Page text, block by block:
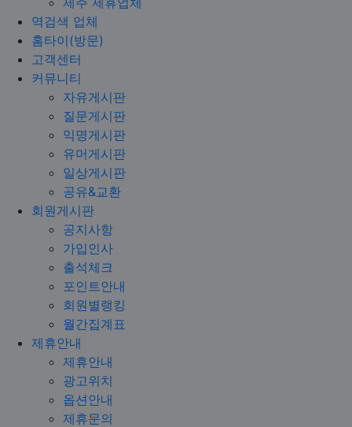
역검색 업체
홈타이(방문)
고객센터
커뮤니티
자유게시판
질문게시판
익명게시판
유머게시판
일상게시판
공유&교환
회원게시판
공지사항
가입인사
출석체크
포인트안내
회원별랭킹
월간집계표
제휴안내
제휴안내
광고위치
옵션안내
제휴문의